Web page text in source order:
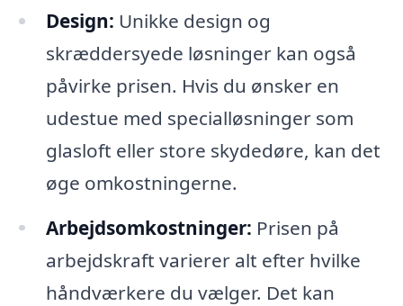
Design: Unikke design og
skræddersyede løsninger kan også
påvirke prisen. Hvis du ønsker en
udestue med specialløsninger som
glasloft eller store skydedøre, kan det
øge omkostningerne.
Arbejdsomkostninger: Prisen på
arbejdskraft varierer alt efter hvilke
håndværkere du vælger. Det kan